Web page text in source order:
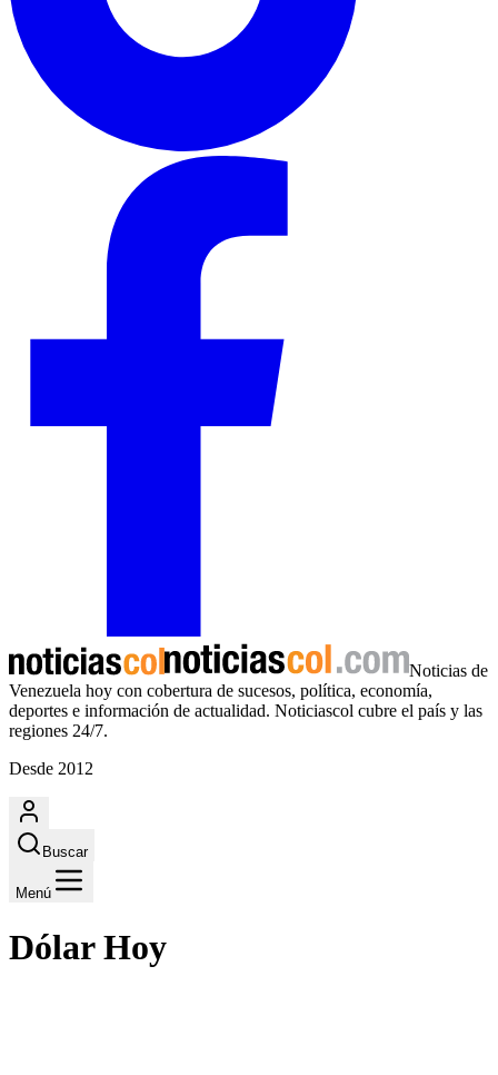
Noticias de
Venezuela hoy con cobertura de sucesos, política, economía,
deportes e información de actualidad. Noticiascol cubre el país y las
regiones 24/7.
Desde 2012
Buscar
Menú
Dólar Hoy